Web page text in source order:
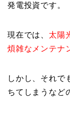
発電投資です。
現在では、 太陽
煩雑なメンテナ
しかし、それで
ちてしまうなど